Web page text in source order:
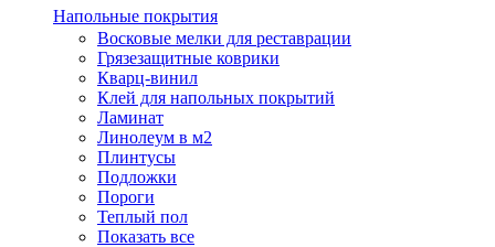
Напольные покрытия
Восковые мелки для реставрации
Грязезащитные коврики
Кварц-винил
Клей для напольных покрытий
Ламинат
Линолеум в м2
Плинтусы
Подложки
Пороги
Теплый пол
Показать все